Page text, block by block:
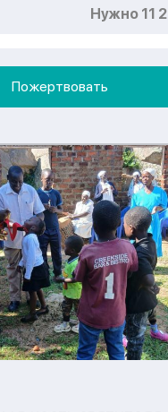
Нужно 11
Пожертвовать